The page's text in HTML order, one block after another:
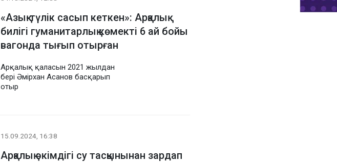
«Азық-түлік сасып кеткен»: Арқалық
билігі гуманитарлық көмекті 6 ай бойы
вагонда тығып отырған
Арқалық қаласын 2021 жылдан
бері Әмірхан Асанов басқарып
отыр
15.09.2024, 16:38
Арқалық әкімдігі су тасқынынан зардап